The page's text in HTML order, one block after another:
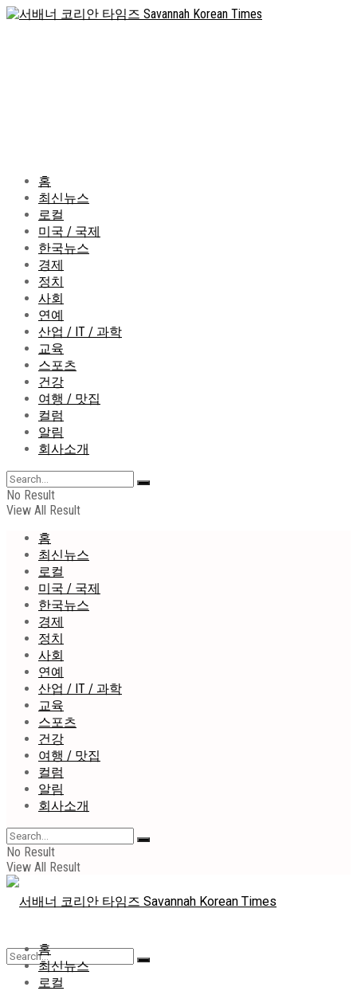
홈
최신뉴스
로컬
미국 / 국제
한국뉴스
경제
정치
사회
연예
산업 / IT / 과학
교육
스포츠
건강
여행 / 맛집
컬럼
알림
회사소개
No Result
View All Result
홈
최신뉴스
로컬
미국 / 국제
한국뉴스
경제
정치
사회
연예
산업 / IT / 과학
교육
스포츠
건강
여행 / 맛집
컬럼
알림
회사소개
No Result
View All Result
홈
최신뉴스
로컬